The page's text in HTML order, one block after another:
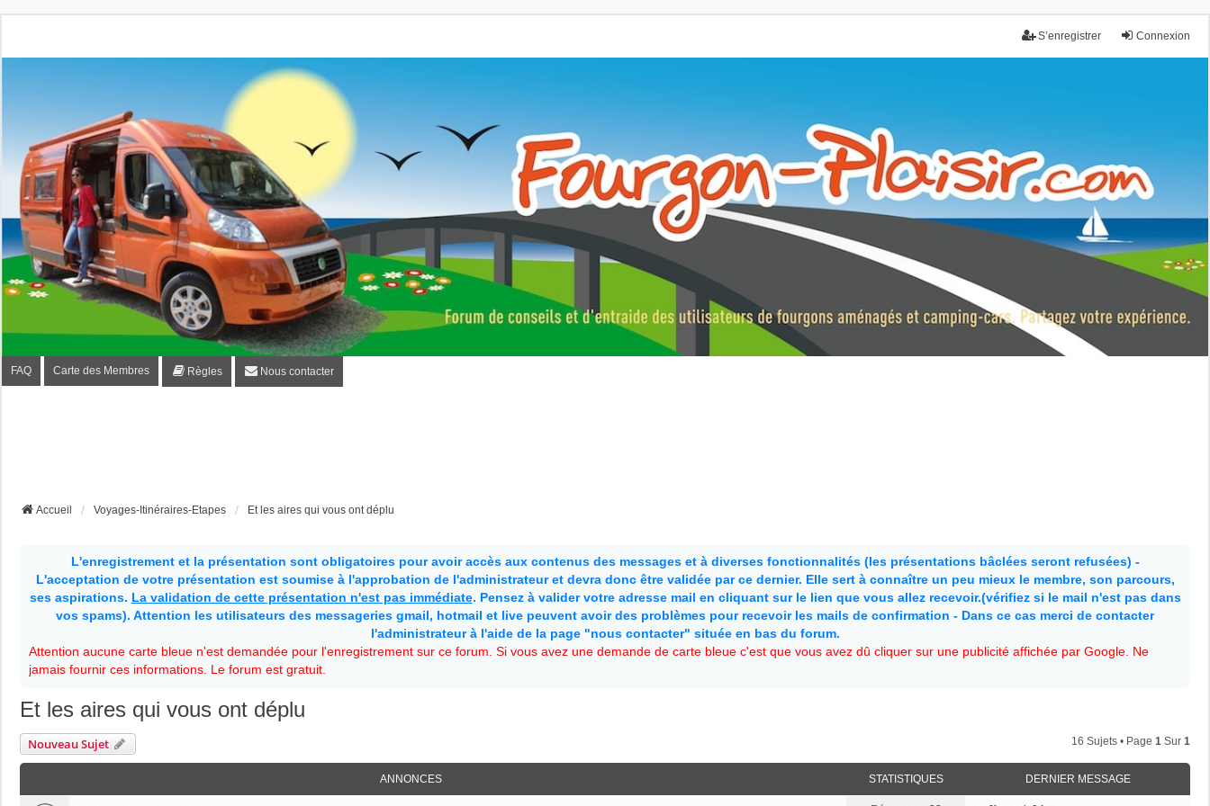
Connexion
S’enregistrer
Fourgon-plaisir.com
Forum de conseils et d'entraide des utilisateurs de fourgons, fourgons aménagés, vans et de camping-car. Partagez votre expérience.
FAQ Carte des Membres Règles Nous contacter
Accueil Voyages-Itinéraires-Etapes Et les aires qui vous ont déplu
L'enregistrement et la présentation sont obligatoires pour avoir accès aux contenus des messages et à diverses fonctionnalités (les présentations bâclées seront refusées) -
L'acceptation de votre présentation est soumise à l'approbation de l'administrateur et devra donc être validée par ce dernier. Elle sert à connaître un peu mieux le membre, son parcours,
ses aspirations. La validation de cette présentation n'est pas immédiate. Pensez à valider votre adresse mail en cliquant sur le lien que vous allez recevoir.(vérifiez si le mail n'est pas dans
vos spams). Attention les utilisateurs des messageries gmail, hotmail et live peuvent avoir des problèmes pour recevoir les mails de confirmation - Dans ce cas merci de contacter
l'administrateur à l'aide de la page "nous contacter" située en bas du forum.
Attention aucune carte bleue n'est demandée pour l'enregistrement sur ce forum. Si vous avez une demande de carte bleue c'est que vous avez dû cliquer sur une publicité affichée par Google. Ne
jamais fournir ces informations. Le forum est gratuit.
Et les aires qui vous ont déplu
Nouveau Sujet 16 Sujets • Page 1 Sur 1
ANNONCES STATISTIQUES DERNIER MESSAGE